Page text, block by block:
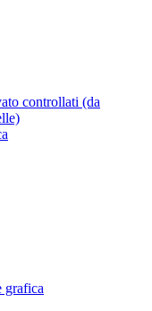
controllati (da
grafica